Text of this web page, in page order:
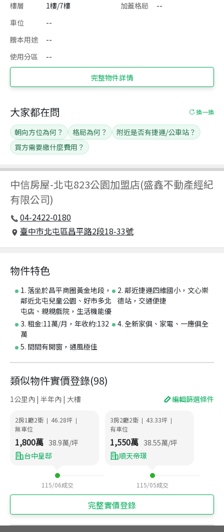
樓層
1樓/7樓 加蓋格局
--
車位
--
謄本用途
--
使用分區
--
完整物件詳情
中信房屋-北屯823公園加盟店(盛鑫不動產經紀
有限公司)
04-2422-0180
臺中市北屯區昌平路2段18-33號
大家都在問 換一換
朝向方位為何？ 格局為何？
附近是否有捷運/公車站？
買方需要繳什麼費用？
物件特色
1. 落坐於昌平商圈黃金地段，
鄰近北屯兒童公園、好市多北
屯店、親親戲院，生活機能優
2. 鄰近捷運四維國小，文心崇
德站，交通便捷
3. 租金:11萬/月，年收約:132
萬
4. 全新家俱、家電、一應俱全
5. 間間有開窗，通風極佳
類似物件實價登錄(98)
1公里內 | 半年內 | 大樓 編輯篩選條件
2房1廳2衛 | 46.28坪 |
無車位
1,800萬 38.9萬/坪
台中皇邸
115/06成交
3房2廳2衛 | 43.33坪 |
有車位
1,550萬 38.55萬/坪
順天帝璟
115/05成交
完整實價登錄